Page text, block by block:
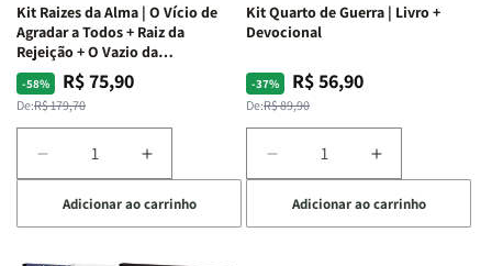
Kit Raizes da Alma | O Vício de
Agradar a Todos + Raiz da
Rejeição + O Vazio da
Insatisfação.
-58%
Preço
normal
De:R$ 179,70
Preço
promocional
R$ 75,90
Diminuir
a
quantidade
de
Aumentar
a
quantidade
de
Adicionar ao carrinho
Kit Quarto de Guerra | Livro +
Devocional
-37%
Preço
normal
De:R$ 89,90
Preço
promocional
R$ 56,90
Diminuir
a
quantidade
de
Aumentar
a
quantidade
de
Adicionar ao carrinho